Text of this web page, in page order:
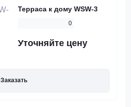
Терраса к дому WSW-3
0
Уточняйте цену
Заказать